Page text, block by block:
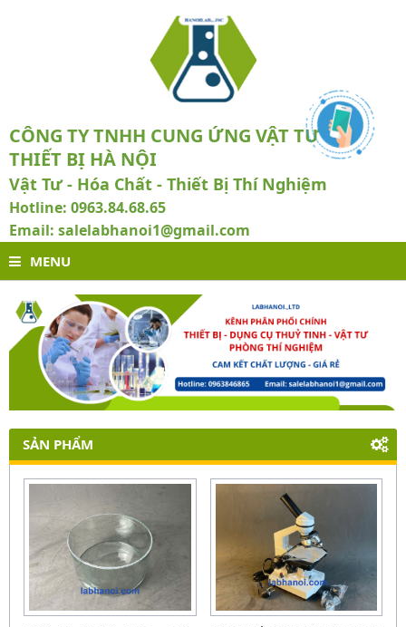
CÔNG TY TNHH CUNG ỨNG VẬT TƯ VÀ
THIẾT BỊ HÀ NỘI
Vật Tư - Hóa Chất - Thiết Bị Thí Nghiệm
Hotline: 0963.84.68.65
Email: salelabhanoi1@gmail.com
MENU
SẢN PHẨM